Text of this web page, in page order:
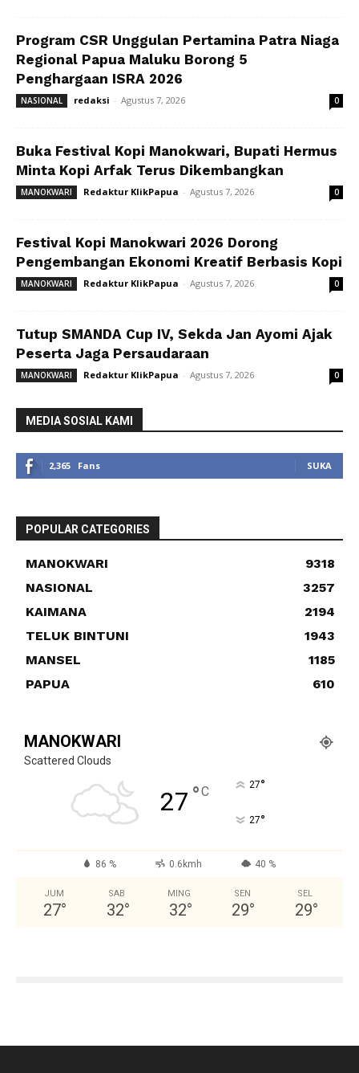
Program CSR Unggulan Pertamina Patra Niaga
Regional Papua Maluku Borong 5
Penghargaan ISRA 2026
NASIONAL redaksi - Agustus 7, 2026 0
Buka Festival Kopi Manokwari, Bupati Hermus
Minta Kopi Arfak Terus Dikembangkan
MANOKWARI Redaktur KlikPapua - Agustus 7, 2026 0
Festival Kopi Manokwari 2026 Dorong
Pengembangan Ekonomi Kreatif Berbasis Kopi
MANOKWARI Redaktur KlikPapua - Agustus 7, 2026 0
Tutup SMANDA Cup IV, Sekda Jan Ayomi Ajak
Peserta Jaga Persaudaraan
MANOKWARI Redaktur KlikPapua - Agustus 7, 2026 0
MEDIA SOSIAL KAMI
2,365 Fans SUKA
POPULAR CATEGORIES
MANOKWARI
9318
NASIONAL
3257
KAIMANA
2194
TELUK BINTUNI
1943
MANSEL
1185
PAPUA
610
MANOKWARI
Scattered Clouds
27 °C 27°
27°
86 % 0.6kmh 40 %
JUM
27°
SAB
32°
MING
32°
SEN
29°
SEL
29°